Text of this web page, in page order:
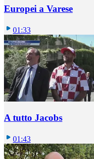
Europei a Varese
01:33
A tutto Jacobs
01:43